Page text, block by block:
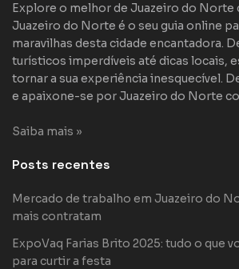
Explore o melhor de Juazeiro do Norte
Juazeiro do Norte é o seu guia online
maravilhas desta cidade encantadora.
turísticos imperdíveis até dicas locais,
tornar a sua experiência inesquecível.
e apaixone-se por Juazeiro do Norte
Saiba mais »
Posts recentes
Mercado de trabalho em Juazeiro do
mais contratam
ExpoVaq Farias Brito 2025: tudo o que
para curtir a festa